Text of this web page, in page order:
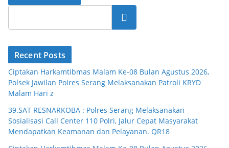
Cari
Recent Posts
Ciptakan Harkamtibmas Malam Ke-08 Bulan Agustus 2026,
Polsek Jawilan Polres Serang Melaksanakan Patroli KRYD
Malam Hari z
39.SAT RESNARKOBA : Polres Serang Melaksanakan
Sosialisasi Call Center 110 Polri, Jalur Cepat Masyarakat
Mendapatkan Keamanan dan Pelayanan. QR18